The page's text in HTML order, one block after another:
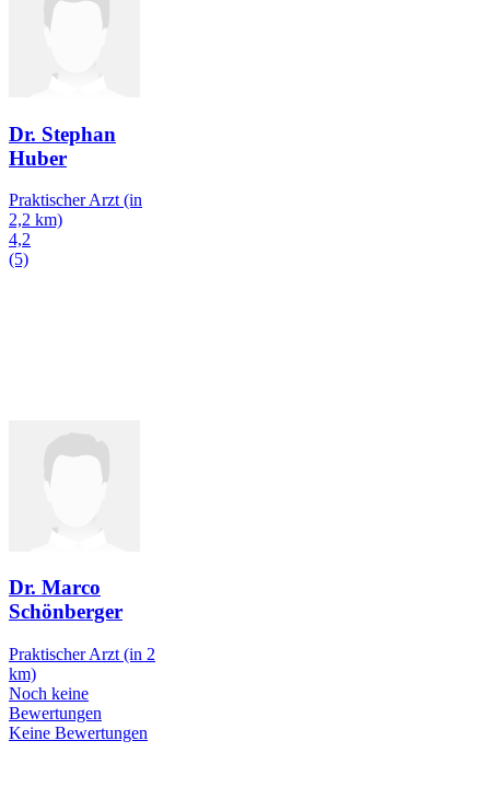
Dr. Stephan
Huber
Praktischer Arzt (in
2,2 km)
4,2
(5)
Dr. Marco
Schönberger
Praktischer Arzt (in 2
km)
Noch keine
Bewertungen
Keine Bewertungen